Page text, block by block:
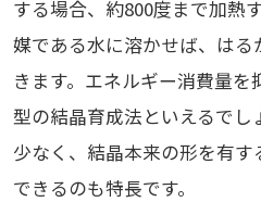
する場合、約800度まで加熱
媒である水に溶かせば、は
きます。エネルギー消費量
型の結晶育成法といえるでし
少なく、結晶本来の形を有
できるのも特長です。